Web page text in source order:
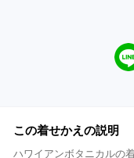
この着せかえの説明
ハワイアンボタニカルの